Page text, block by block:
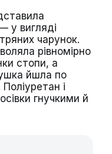
у вигляді
чарунок.
рівномірно
стопи, а
йшла по
і
гнучкими й